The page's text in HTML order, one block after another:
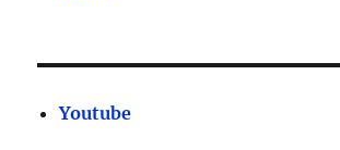
Youtube